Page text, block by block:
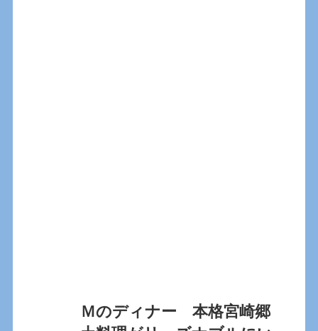
Ｍのディナー 本格宮崎郷